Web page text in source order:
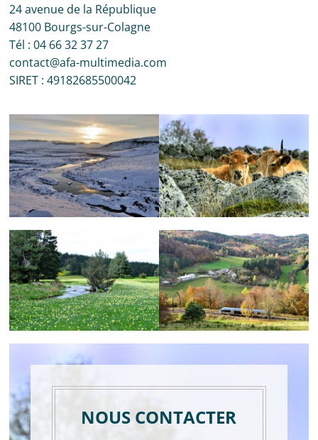
24 avenue de la République
48100 Bourgs-sur-Colagne
Tél : 04 66 32 37 27
contact@afa-multimedia.com
SIRET : 49182685500042
NOUS CONTACTER